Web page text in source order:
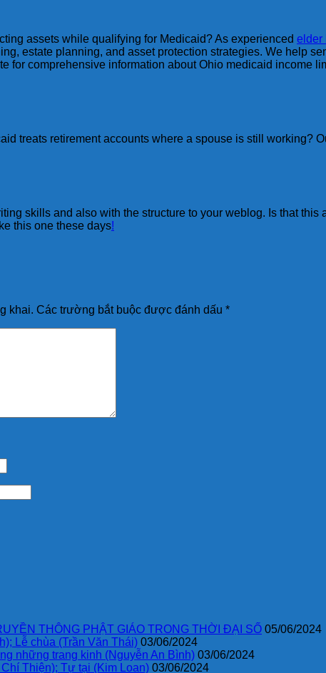
assets while qualifying for Medicaid? As experienced elder
estate planning, and asset protection strategies. We help
for comprehensive information about Ohio medicaid income
treats retirement accounts where a spouse is still working?
skills and also with the structure to your weblog. Is that
this one these days!
khai. Các trường bắt buộc được đánh dấu *
THÔNG PHẬT GIÁO TRONG THỜI ĐẠI SỐ 05/06/2024
Lễ chùa (Trần Văn Thái) 03/06/2024
những trang kinh (Nguyễn An Bình) 03/06/2024
Thiện); Tự tại (Kim Loan) 03/06/2024